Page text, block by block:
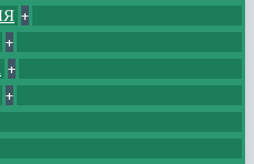
+
+
+
+